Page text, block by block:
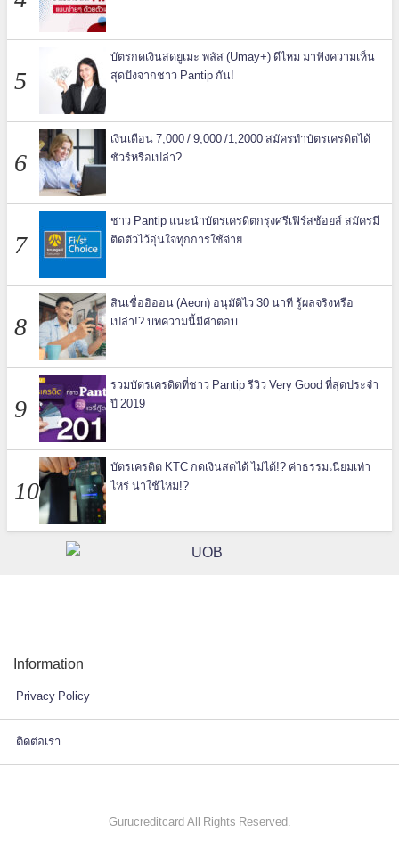
บัตรกดเงินสดยูเมะ พลัส (Umay+) ดีไหม มาฟังความเห็น
สุดปังจากชาว Pantip กัน!
เงินเดือน 7,000 / 9,000 /1,2000 สมัครทำบัตรเครดิตได้
ชัวร์หรือเปล่า?
ชาว Pantip แนะนำบัตรเครดิตกรุงศรีเฟิร์สช้อยส์ สมัครมี
ติดตัวไว้อุ่นใจทุกการใช้จ่าย
สินเชื่ออิออน (Aeon) อนุมัติไว 30 นาที รู้ผลจริงหรือ
เปล่า!? บทความนี้มีคำตอบ
รวมบัตรเครดิตที่ชาว Pantip รีวิว Very Good ที่สุดประจำ
ปี 2019
บัตรเครดิต KTC กดเงินสดได้ ไม่ได้!? ค่าธรรมเนียมเท่า
ไหร่ น่าใช้ไหม!?
Information
Privacy Policy
ติดต่อเรา
Gurucreditcard All Rights Reserved.